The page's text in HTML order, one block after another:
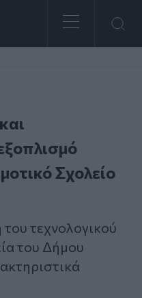
Σχολείο
τεχνολογικού
του Δήμου